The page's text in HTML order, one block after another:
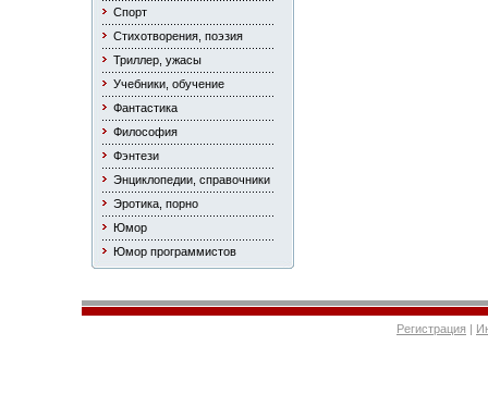
Спорт
Стихотворения, поэзия
Триллер, ужасы
Учебники, обучение
Фантастика
Философия
Фэнтези
Энциклопедии, справочники
Эротика, порно
Юмор
Юмор программистов
Регистрация |